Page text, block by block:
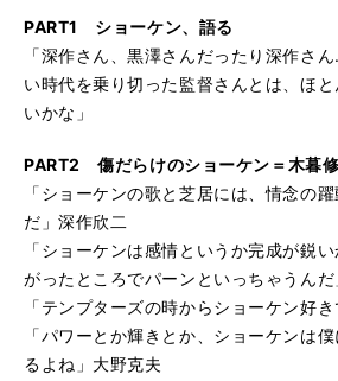
PART1 ショーケン、語る
「深作さん、黒澤さんだったり深作さ
い時代を乗り切った監督さんとは、ほ
いかな」
PART2 傷だらけのショーケン＝木暮
「ショーケンの歌と芝居には、情念の
だ」深作欣二
「ショーケンは感情というか完成が鋭
がったところでパーンといっちゃうん
「テンプターズの時からショーケン好
「パワーとか輝きとか、ショーケンは
るよね」大野克夫